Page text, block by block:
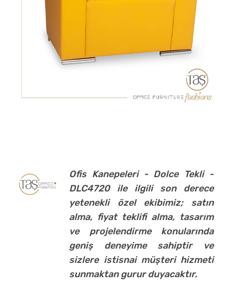
Ofis Kanepeleri - Dolce Tekli -
DLC4720 ile ilgili son derece
yetenekli özel ekibimiz; satın
alma, fiyat teklifi alma, tasarım
ve projelendirme konularında
geniş deneyime sahiptir ve
sizlere istisnai müşteri hizmeti
sunmaktan gurur duyacaktır.